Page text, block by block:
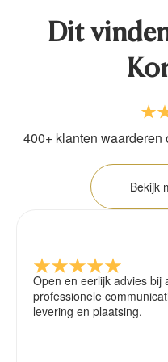
Dit
400+ klanten waarderen
Bekijk
Open en eerlijk advies bij
professionele
levering en plaatsing.